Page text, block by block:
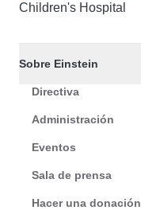
Children's Hospital
Sobre Einstein
Directiva
Administración
Eventos
Sala de prensa
Hacer una donación